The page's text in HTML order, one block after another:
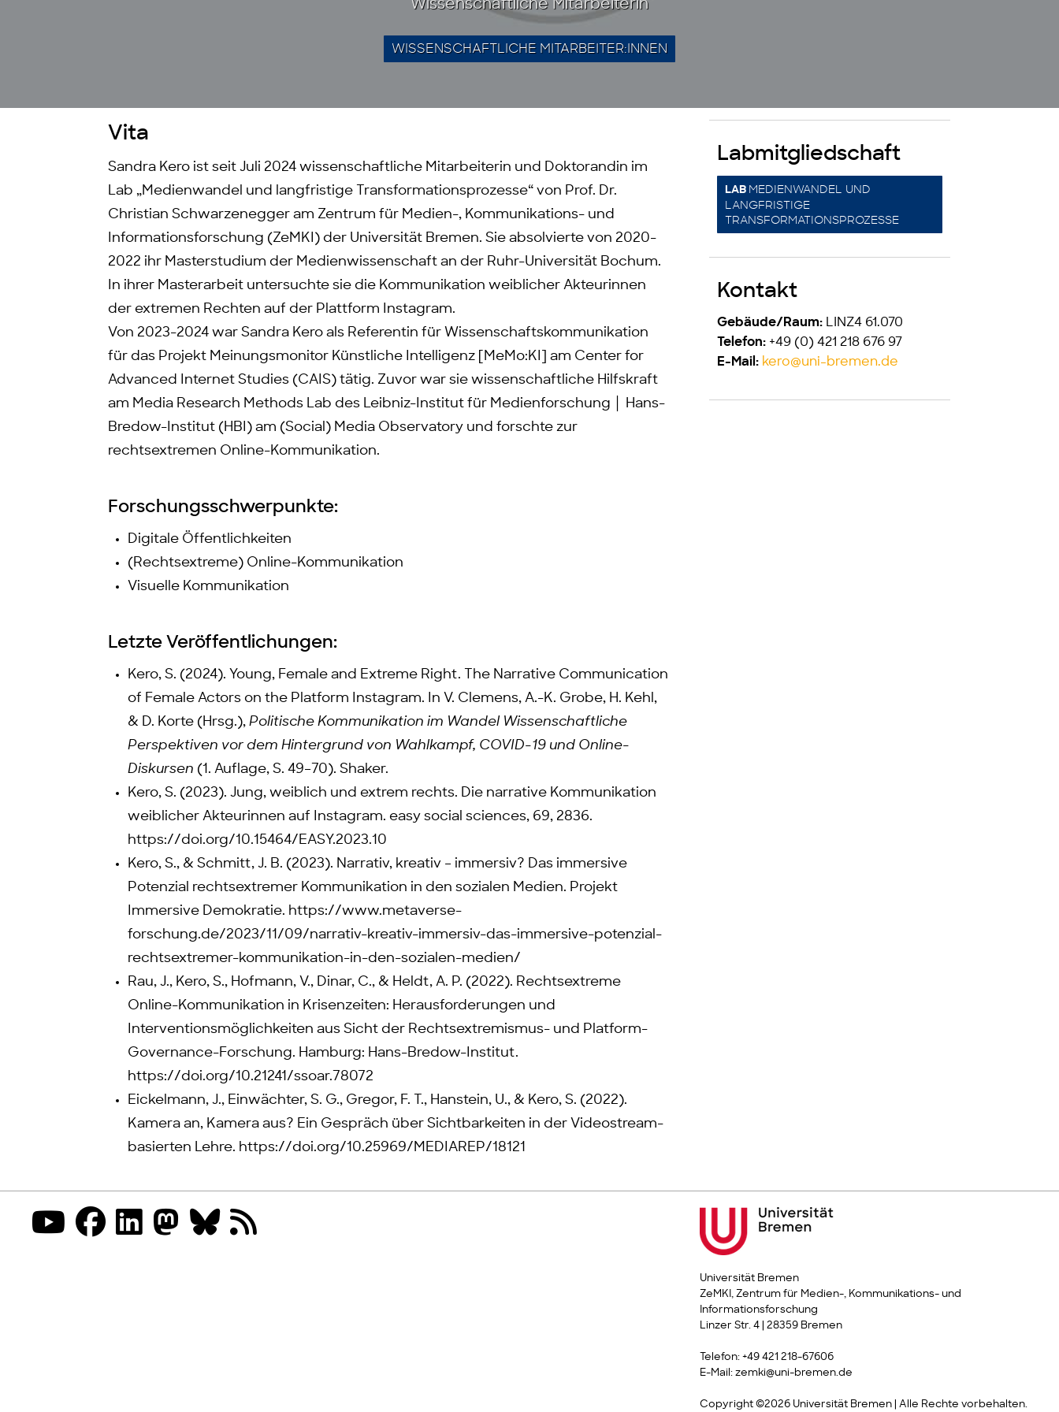
Wissenschaftliche Mitarbeiterin
WISSENSCHAFTLICHE MITARBEITER:INNEN
Labmitgliedschaft
LAB MEDIENWANDEL UND
LANGFRISTIGE
TRANSFORMATIONSPROZESSE
Kontakt
Gebäude/Raum:LINZ4 61.070
Telefon:+49 (0) 421 218 676 97
E-Mail: kero@uni-bremen.de
Vita
Sandra Kero ist seit Juli 2024 wissenschaftliche Mitarbeiterin und Doktorandin im
Lab „Medienwandel und langfristige Transformationsprozesse“ von Prof. Dr.
Christian Schwarzenegger am Zentrum für Medien-, Kommunikations- und
Informationsforschung (ZeMKI) der Universität Bremen. Sie absolvierte von 2020-
2022 ihr Masterstudium der Medienwissenschaft an der Ruhr-Universität Bochum.
In ihrer Masterarbeit untersuchte sie die Kommunikation weiblicher Akteurinnen
der extremen Rechten auf der Plattform Instagram.
Von 2023-2024 war Sandra Kero als Referentin für Wissenschaftskommunikation
für das Projekt Meinungsmonitor Künstliche Intelligenz [MeMo:KI] am Center for
Advanced Internet Studies (CAIS) tätig. Zuvor war sie wissenschaftliche Hilfskraft
am Media Research Methods Lab des Leibniz-Institut für Medienforschung │ Hans-
Bredow-Institut (HBI) am (Social) Media Observatory und forschte zur
rechtsextremen Online-Kommunikation.
Forschungsschwerpunkte:
Digitale Öffentlichkeiten
(Rechtsextreme) Online-Kommunikation
Visuelle Kommunikation
Letzte Veröffentlichungen:
Kero, S. (2024). Young, Female and Extreme Right. The Narrative Communication
of Female Actors on the Platform Instagram. In V. Clemens, A.-K. Grobe, H. Kehl,
& D. Korte (Hrsg.), Politische Kommunikation im Wandel Wissenschaftliche
Perspektiven vor dem Hintergrund von Wahlkampf, COVID-19 und Online-
Diskursen (1. Auflage, S. 49–70). Shaker.
Kero, S. (2023). Jung, weiblich und extrem rechts. Die narrative Kommunikation
weiblicher Akteurinnen auf Instagram. easy social sciences, 69, 2836.
https://doi.org/10.15464/EASY.2023.10
Kero, S., & Schmitt, J. B. (2023). Narrativ, kreativ – immersiv? Das immersive
Potenzial rechtsextremer Kommunikation in den sozialen Medien. Projekt
Immersive Demokratie. https://www.metaverse-
forschung.de/2023/11/09/narrativ-kreativ-immersiv-das-immersive-potenzial-
rechtsextremer-kommunikation-in-den-sozialen-medien/
Rau, J., Kero, S., Hofmann, V., Dinar, C., & Heldt, A. P. (2022). Rechtsextreme
Online-Kommunikation in Krisenzeiten: Herausforderungen und
Interventionsmöglichkeiten aus Sicht der Rechtsextremismus- und Platform-
Governance-Forschung. Hamburg: Hans-Bredow-Institut.
https://doi.org/10.21241/ssoar.78072
Eickelmann, J., Einwächter, S. G., Gregor, F. T., Hanstein, U., & Kero, S. (2022).
Kamera an, Kamera aus? Ein Gespräch über Sichtbarkeiten in der Videostream-
basierten Lehre. https://doi.org/10.25969/MEDIAREP/18121
Universität Bremen
ZeMKI, Zentrum für Medien-, Kommunikations- und
Informationsforschung
Linzer Str. 4 | 28359 Bremen
Telefon: +49 421 218-67606
E-Mail: zemki@uni-bremen.de
Copyright ©2026 Universität Bremen | Alle Rechte vorbehalten.